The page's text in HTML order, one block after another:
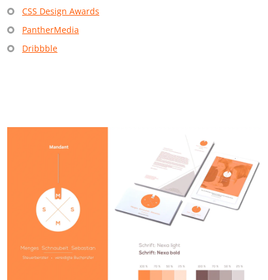
CSS Design Awards
PantherMedia
Dribbble